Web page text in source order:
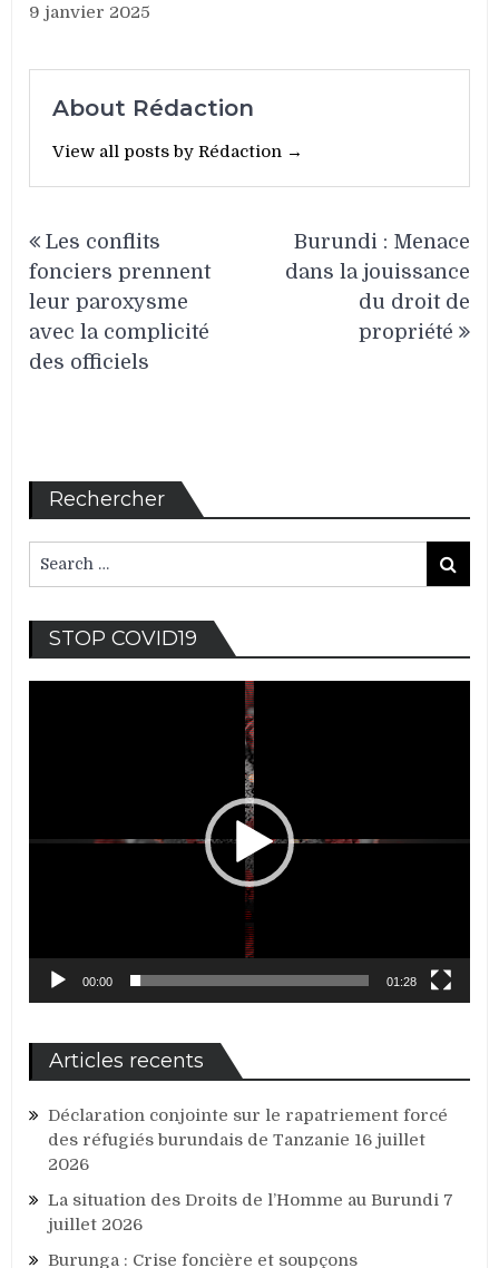
9 janvier 2025
About Rédaction
View all posts by Rédaction →
de
l’article
Les conflits
fonciers prennent
leur paroxysme
avec la complicité
des officiels
Burundi : Menace
dans la jouissance
du droit de
propriété
Rechercher
for:
Search
STOP COVID19
00:00 01:28
Articles recents
Déclaration conjointe sur le rapatriement forcé
des réfugiés burundais de Tanzanie 16 juillet
2026
La situation des Droits de l’Homme au Burundi 7
juillet 2026
Burunga : Crise foncière et soupçons